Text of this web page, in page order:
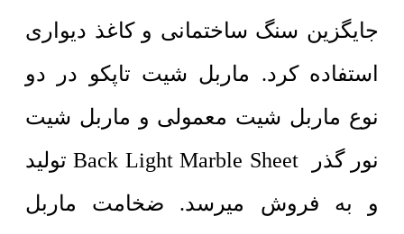
جایگزین سنگ ساختمانی و کاغذ دیواری
استفاده کرد. ماربل شیت تاپکو در دو
نوع ماربل شیت معمولی و ماربل شیت
نور گذر Back Light Marble Sheet تولید
و به فروش میرسد. ضخامت ماربل